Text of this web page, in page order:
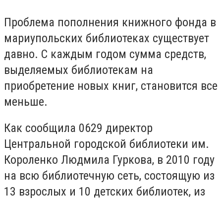
Проблема пополнения книжного фонда в
мариупольских библиотеках существует
давно. С каждым годом сумма средств,
выделяемых библиотекам на
приобретение новых книг, становится все
меньше.
Как сообщила 0629 директор
Центральной городской библиотеки им.
Короленко Людмила Гуркова, в 2010 году
на всю библиотечную сеть, состоящую из
13 взрослых и 10 детских библиотек, из